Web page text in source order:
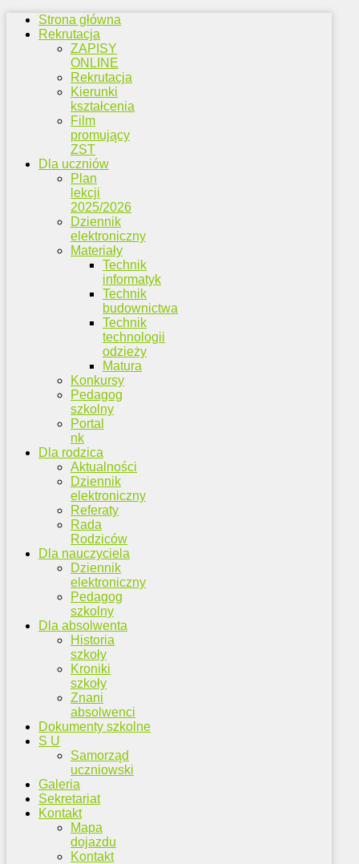
Strona główna
Rekrutacja
ZAPISY
ONLINE
Rekrutacja
Kierunki
kształcenia
Film
promujący
ZST
Dla uczniów
Plan
lekcji
2025/2026
Dziennik
elektroniczny
Materiały
Technik
informatyk
Technik
budownictwa
Technik
technologii
odzieży
Matura
Konkursy
Pedagog
szkolny
Portal
nk
Dla rodzica
Aktualności
Dziennik
elektroniczny
Referaty
Rada
Rodziców
Dla nauczyciela
Dziennik
elektroniczny
Pedagog
szkolny
Dla absolwenta
Historia
szkoły
Kroniki
szkoły
Znani
absolwenci
Dokumenty szkolne
S U
Samorząd
uczniowski
Galeria
Sekretariat
Kontakt
Mapa
dojazdu
Kontakt